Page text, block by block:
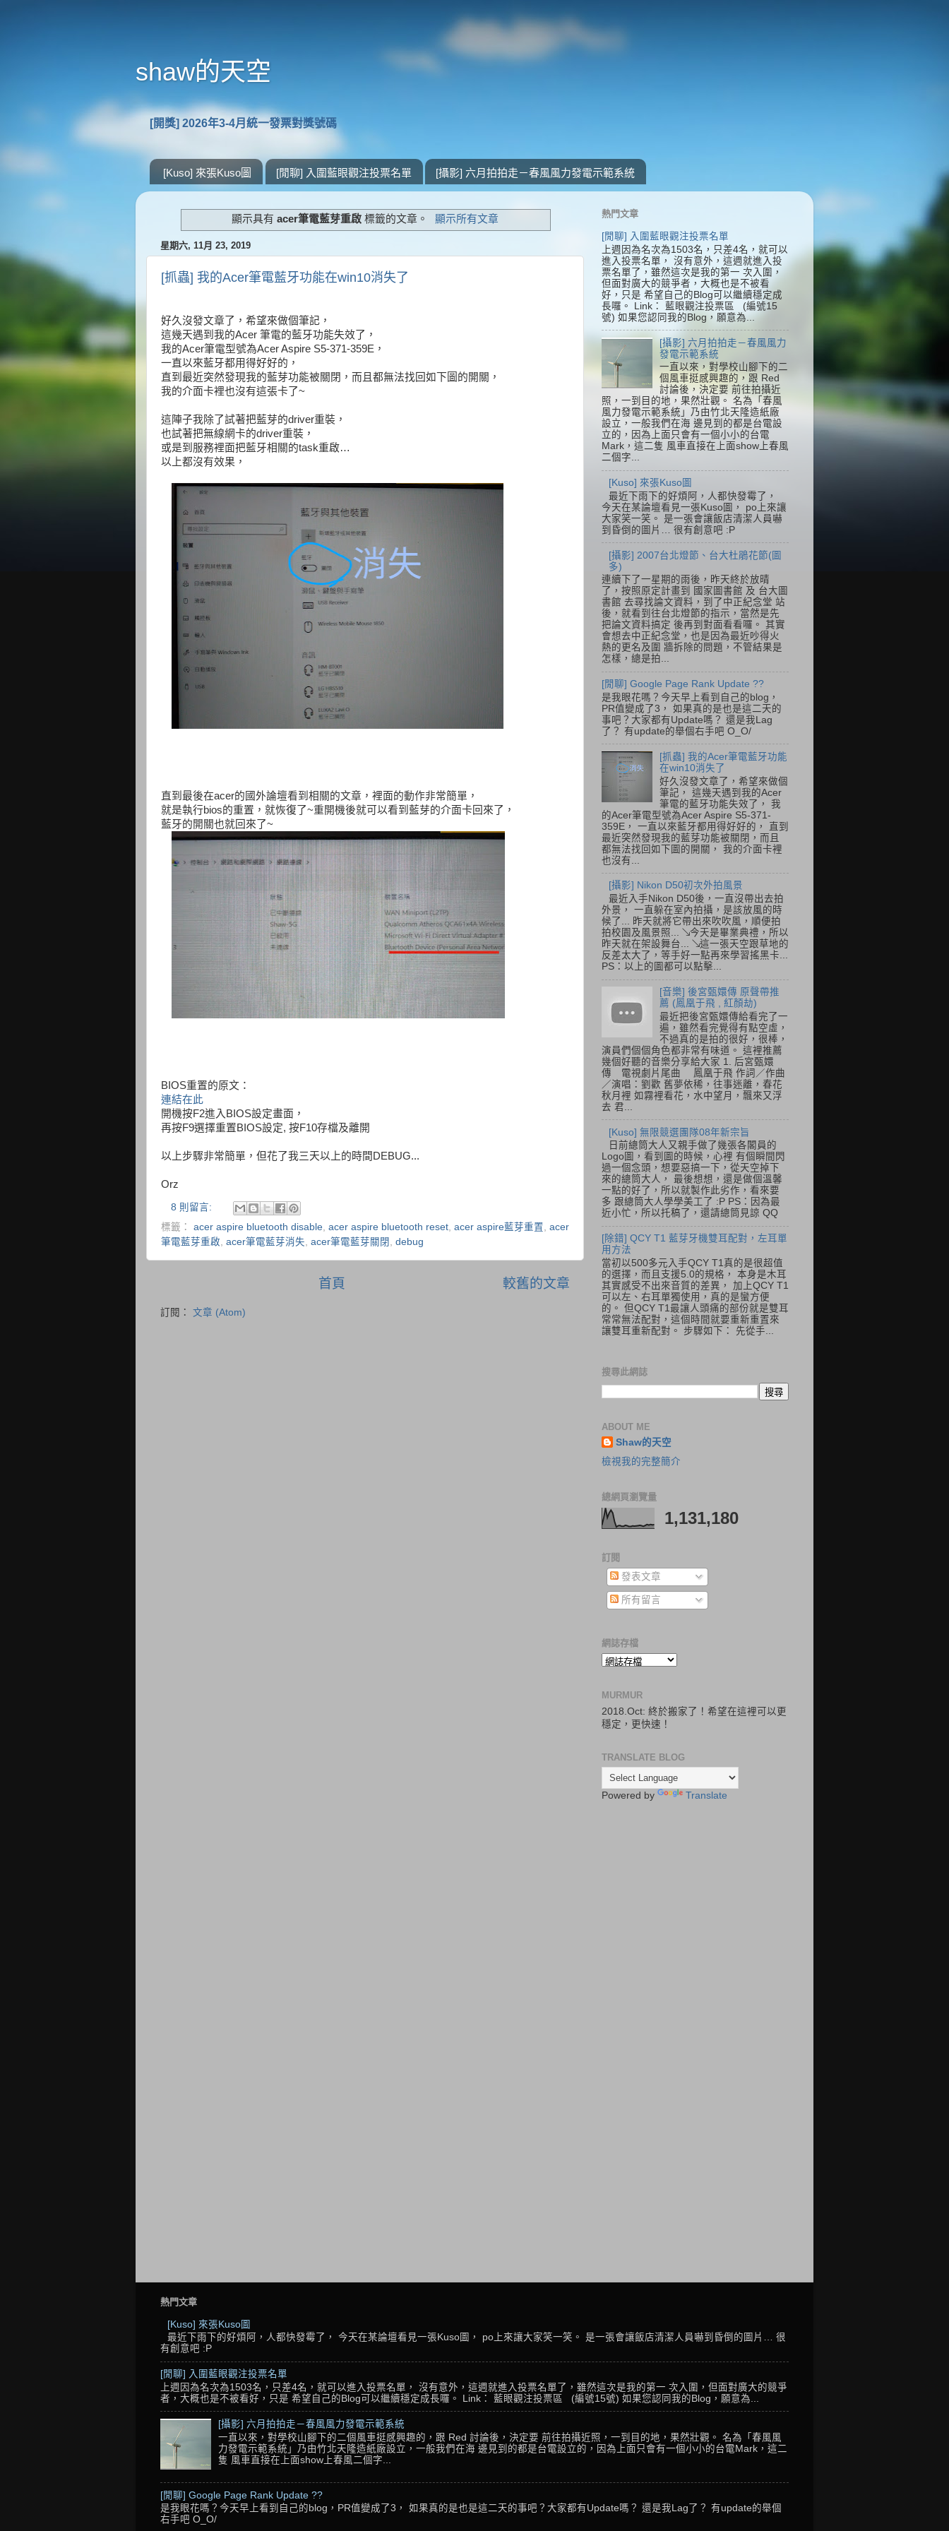
shaw的天空
[開獎] 2026年3-4月統一發票對獎號碼
[Kuso] 來張Kuso圖 [閒聊] 入圍藍眼觀注投票名單 [攝影] 六月拍拍走－春風風力發電示範系統
顯示具有acer筆電藍芽重啟 標籤的文章。 顯示所有文章
星期六, 11月 23, 2019
[抓蟲] 我的Acer筆電藍牙功能在win10消失了
好久沒發文章了，希望來做個筆記，
這幾天遇到我的Acer 筆電的藍牙功能失效了，
我的Acer筆電型號為Acer Aspire S5-371-359E，
一直以來藍牙都用得好好的，
直到最近突然發現我的藍芽功能被關閉，而且都無法找回如下圖的開關，
我的介面卡裡也沒有這張卡了~
這陣子我除了試著把藍芽的driver重裝，
也試著把無線網卡的driver重裝，
或是到服務裡面把藍牙相關的task重啟…
以上都沒有效果，
直到最後在acer的國外論壇看到相關的文章，裡面的動作非常簡單，
就是執行bios的重置，就恢復了~重開機後就可以看到藍芽的介面卡回來了，
藍牙的開關也就回來了~
BIOS重置的原文：
連結在此
開機按F2進入BIOS設定畫面，
再按F9選擇重置BIOS設定, 按F10存檔及離開
以上步驟非常簡單，但花了我三天以上的時間DEBUG...
Orz
8 則留言:
標籤： acer aspire bluetooth disable acer aspire bluetooth reset acer aspire藍芽重置 acer
筆電藍芽重啟 acer筆電藍芽消失 acer筆電藍芽關閉 debug
較舊的文章
首頁
訂閱： 文章 (Atom)
熱門文章
[閒聊] 入圍藍眼觀注投票名單
上週因為名次為1503名，只差4名，就可以
進入投票名單， 沒有意外，這週就進入投
票名單了，雖然這次是我的第一 次入圍，
但面對廣大的競爭者，大概也是不被看
好，只是 希望自己的Blog可以繼續穩定成
長囉。 Link： 藍眼觀注投票區 (編號15
號) 如果您認同我的Blog，願意為...
[攝影] 六月拍拍走－春風風力
發電示範系統
一直以來，對學校山腳下的二
個風車挺感興趣的，跟 Red
討論後，決定要 前往拍攝近
照，一到目的地，果然壯觀。 名為「春風
風力發電示範系統」乃由竹北天隆造紙廠
設立，一般我們在海 邊見到的都是台電設
立的，因為上面只會有一個小小的台電
Mark，這二隻 風車直接在上面show上春風
二個字...
[Kuso] 來張Kuso圖
最近下雨下的好煩阿，人都快發霉了，
今天在某論壇看見一張Kuso圖， po上來讓
大家笑一笑。 是一張會讓飯店清潔人員嚇
到昏倒的圖片… 很有創意吧 :P
[攝影] 2007台北燈節、台大杜鵑花節(圖
多)
連續下了一星期的雨後，昨天終於放晴
了，按照原定計畫到 國家圖書館 及 台大圖
書館 去尋找論文資料，到了中正紀念堂 站
後，就看到往台北燈節的指示，當然是先
把論文資料搞定 後再到對面看看囉。 其實
會想去中正紀念堂，也是因為最近吵得火
熱的更名及圍 牆拆除的問題，不管結果是
怎樣，總是拍...
[閒聊] Google Page Rank Update ??
是我眼花嗎？今天早上看到自己的blog，
PR值變成了3， 如果真的是也是這二天的
事吧？大家都有Update嗎？ 還是我Lag
了？ 有update的舉個右手吧 O_O/
[抓蟲] 我的Acer筆電藍牙功能
在win10消失了
好久沒發文章了，希望來做個
筆記， 這幾天遇到我的Acer
筆電的藍牙功能失效了， 我
的Acer筆電型號為Acer Aspire S5-371-
359E， 一直以來藍牙都用得好好的， 直到
最近突然發現我的藍芽功能被關閉，而且
都無法找回如下圖的開關， 我的介面卡裡
也沒有...
[攝影] Nikon D50初次外拍風景
最近入手Nikon D50後，一直沒帶出去拍
外景， 一直躲在室內拍攝，是該放風的時
候了... 昨天就將它帶出來吹吹風，順便拍
拍校園及風景照... ↘今天是畢業典禮，所以
昨天就在架設舞台... ↘這一張天空跟草地的
反差太大了，等手好一點再來學習搖黑卡...
PS：以上的圖都可以點擊...
[音樂] 後宮甄嬛傳 原聲帶推
薦 (鳳凰于飛 , 紅顏劫)
最近把後宮甄嬛傳給看完了一
遍，雖然看完覺得有點空虛，
不過真的是拍的很好，很棒，
演員們個個角色都非常有味道。 這裡推薦
幾個好聽的音樂分享給大家 1. 后宮甄嬛
傳 電視劇片尾曲 鳳凰于飛 作詞／作曲
／演唱：劉歡 舊夢依稀，往事迷離，春花
秋月裡 如霧裡看花，水中望月，飄來又浮
去 君...
[Kuso] 無限競選團隊08年新宗旨
日前總筒大人又親手做了幾張各閣員的
Logo圖，看到圖的時候，心裡 有個瞬間閃
過一個念頭，想要惡搞一下，從天空掉下
來的總筒大人， 最後想想，還是做個溫馨
一點的好了，所以就製作此劣作，看來要
多 跟總筒大人學學美工了 :P PS：因為最
近小忙，所以托稿了，還請總筒見諒 QQ
[除錯] QCY T1 藍芽牙機雙耳配對，左耳單
用方法
當初以500多元入手QCY T1真的是很超值
的選擇，而且支援5.0的規格， 本身是木耳
其實感受不出來音質的差異， 加上QCY T1
可以左、右耳單獨使用，真的是蠻方便
的。 但QCY T1最讓人頭痛的部份就是雙耳
常常無法配對，這個時間就要重新重置來
讓雙耳重新配對。 步驟如下： 先從手...
搜尋此網誌
ABOUT ME
Shaw的天空
檢視我的完整簡介
總網頁瀏覽量
1,131,180
訂閱
發表文章
所有留言
網誌存檔
MURMUR
2018.Oct: 終於搬家了！希望在這裡可以更
穩定，更快速！
TRANSLATE BLOG
Powered by Translate
熱門文章
[Kuso] 來張Kuso圖
最近下雨下的好煩阿，人都快發霉了， 今天在某論壇看見一張Kuso圖， po上來讓大家笑一笑。 是一張會讓飯店清潔人員嚇到昏倒的圖片… 很
有創意吧 :P
[閒聊] 入圍藍眼觀注投票名單
上週因為名次為1503名，只差4名，就可以進入投票名單， 沒有意外，這週就進入投票名單了，雖然這次是我的第一 次入圍，但面對廣大的競爭
者，大概也是不被看好，只是 希望自己的Blog可以繼續穩定成長囉。 Link： 藍眼觀注投票區 (編號15號) 如果您認同我的Blog，願意為...
[攝影] 六月拍拍走－春風風力發電示範系統
一直以來，對學校山腳下的二個風車挺感興趣的，跟 Red 討論後，決定要 前往拍攝近照，一到目的地，果然壯觀。 名為「春風風
力發電示範系統」乃由竹北天隆造紙廠設立，一般我們在海 邊見到的都是台電設立的，因為上面只會有一個小小的台電Mark，這二
隻 風車直接在上面show上春風二個字...
[閒聊] Google Page Rank Update ??
是我眼花嗎？今天早上看到自己的blog，PR值變成了3， 如果真的是也是這二天的事吧？大家都有Update嗎？ 還是我Lag了？ 有update的舉個
右手吧 O_O/